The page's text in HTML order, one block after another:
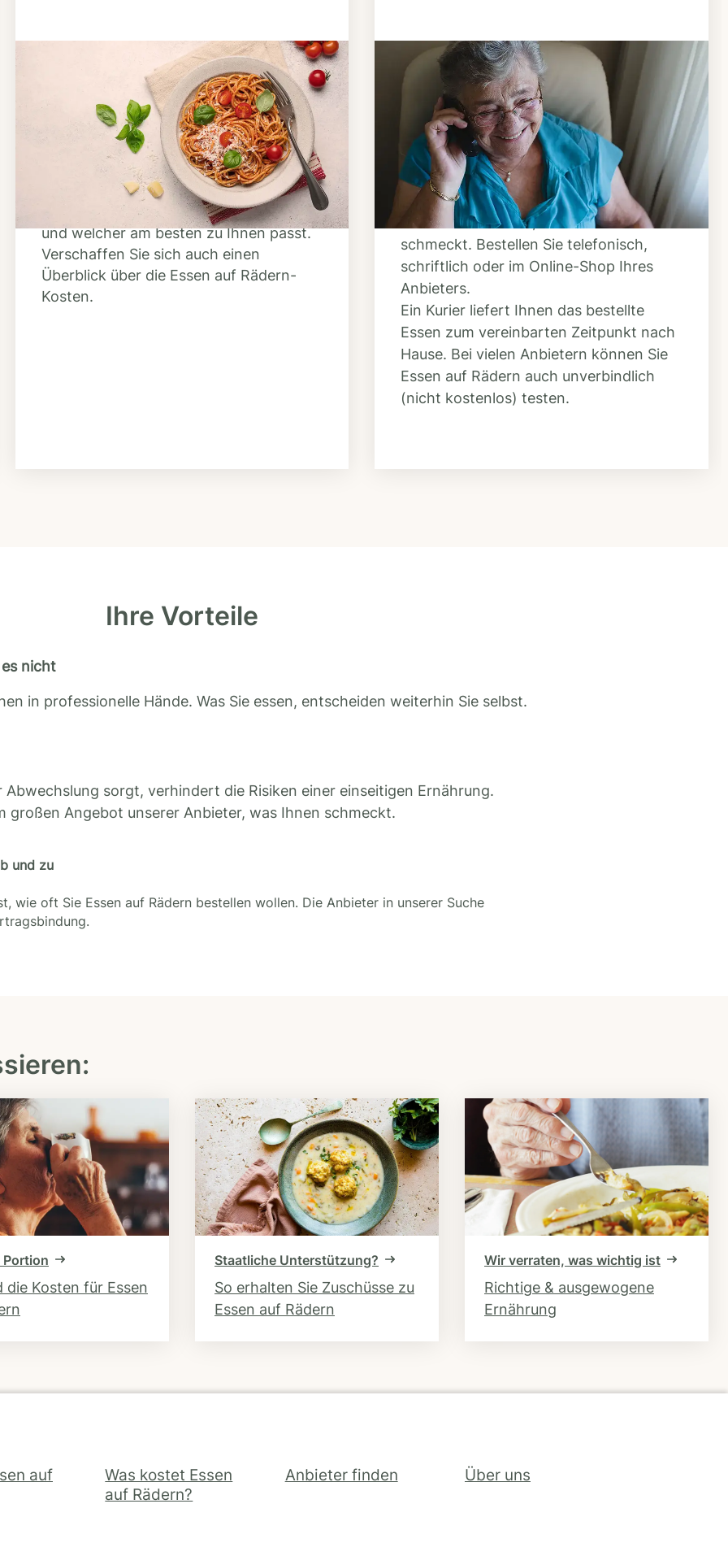
Schritt 2
Anbieter finden
Nutzen Sie unsere große Mahlzeiten-
Dienst-Suche, um herauszufinden,
welche Anbieter es in Ihrer Region gibt
und welcher am besten zu Ihnen passt.
Verschaffen Sie sich auch einen
Überblick über die Essen auf Rädern-
Kosten.
Schritt 3
Bestellen & liefern
lassen
Suchen Sie sich aus dem Speiseplan
Ihres Anbieters aus, was Ihnen
schmeckt. Bestellen Sie telefonisch,
schriftlich oder im Online-Shop Ihres
Anbieters.
Ein Kurier liefert Ihnen das bestellte
Essen zum vereinbarten Zeitpunkt nach
Hause. Bei vielen Anbietern können Sie
Essen auf Rädern auch unverbindlich
(nicht kostenlos) testen.
Ihre Vorteile
nicht
in professionelle Hände. Was Sie essen, entscheiden weiterhin Sie selbst.
Abwechslung sorgt, verhindert die Risiken einer einseitigen Ernährung.
großen Angebot unserer Anbieter, was Ihnen schmeckt.
und zu
wie oft Sie Essen auf Rädern bestellen wollen. Die Anbieter in unserer Suche
Portion
die Kosten für Essen
Staatliche Unterstützung?
So erhalten Sie Zuschüsse zu
Essen auf Rädern
Wir verraten, was wichtig ist
Richtige & ausgewogene
Ernährung
auf
Was kostet Essen
auf Rädern?
Anbieter finden Über uns